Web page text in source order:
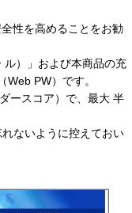
性を高めることをお勧
ル）」および本商品の充
PW）です。
ースコア）で、最大 半
ないように控えておい